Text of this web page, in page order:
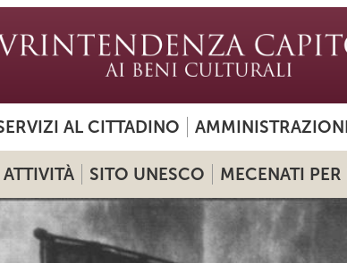
AL CITTADINO
ATTIVITÀ SITO UNESCO MECENATI